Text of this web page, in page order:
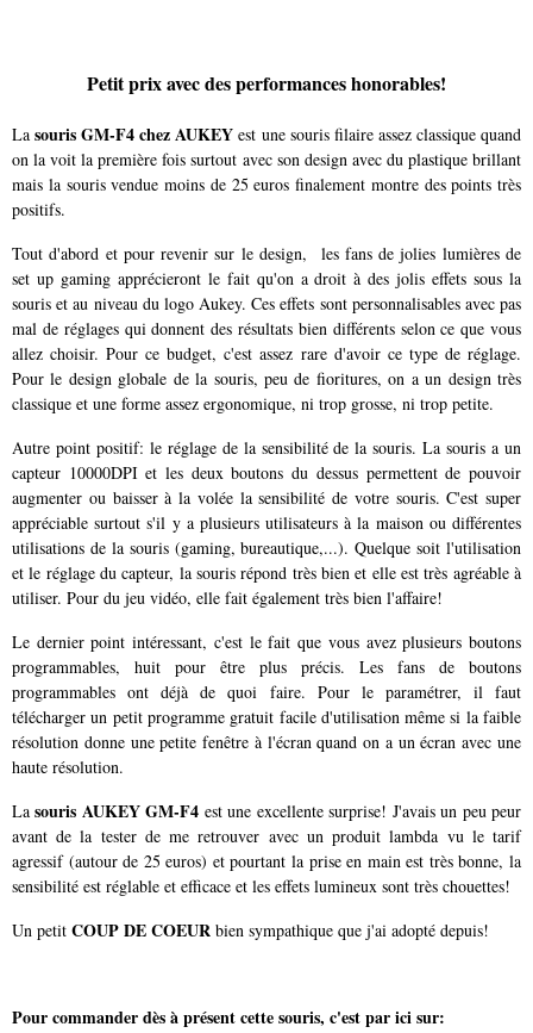
Petit prix avec des performances honorables!
Lasouris GM-F4 chez AUKEYest une souris filaire assez classique quand
on la voit la première fois surtout avec son design avec du plastique brillant
mais la souris vendue moins de 25 euros finalement montre des points très
positifs.
Tout d'abord et pour revenir sur le design, les fans de jolies lumières de
set up gaming apprécieront le fait qu'on a droit à des jolis effets sous la
souris et au niveau du logo Aukey. Ces effets sont personnalisables avec pas
mal de réglages qui donnent des résultats bien différents selon ce que vous
allez choisir. Pour ce budget, c'est assez rare d'avoir ce type de réglage.
Pour le design globale de la souris, peu de fioritures, on a un design très
classique et une forme assez ergonomique, ni trop grosse, ni trop petite.
Autre point positif: le réglage de la sensibilité de la souris. La souris a un
capteur 10000DPI et les deux boutons du dessus permettent de pouvoir
augmenter ou baisser à la volée la sensibilité de votre souris. C'est super
appréciable surtout s'il y a plusieurs utilisateurs à la maison ou différentes
utilisations de la souris (gaming, bureautique,...). Quelque soit l'utilisation
et le réglage du capteur, la souris répond très bien et elle est très agréable à
utiliser. Pour du jeu vidéo, elle fait également très bien l'affaire!
Le dernier point intéressant, c'est le fait que vous avez plusieurs boutons
programmables, huit pour être plus précis. Les fans de boutons
programmables ont déjà de quoi faire. Pour le paramétrer, il faut
télécharger un petit programme gratuit facile d'utilisation même si la faible
résolution donne une petite fenêtre à l'écran quand on a un écran avec une
haute résolution.
Lasouris AUKEY GM-F4 est une excellente surprise! J'avais un peu peur
avant de la tester de me retrouver avec un produit lambda vu le tarif
agressif (autour de 25 euros) et pourtant la prise en main est très bonne, la
sensibilité est réglable et efficace et les effets lumineux sont très chouettes!
Un petit COUP DE COEUR bien sympathique que j'ai adopté depuis!
Pour commander dès à présent cette souris, c'est par ici sur: